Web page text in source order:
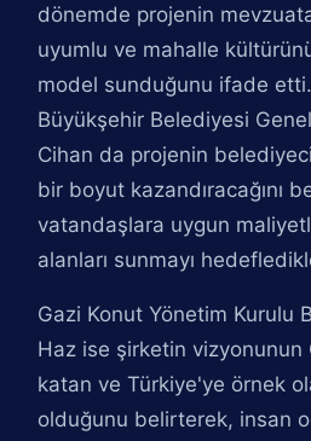
dönemde projenin
uyumlu ve mahalle
model sunduğunu ifade
Büyükşehir Belediyesi
Cihan da projenin
bir boyut kazandıracağını
vatandaşlara uygun
alanları sunmayı
Gazi Konut Yönetim Kurulu
Haz ise şirketin
katan ve Türkiye'ye örnek
olduğunu belirterek, insan